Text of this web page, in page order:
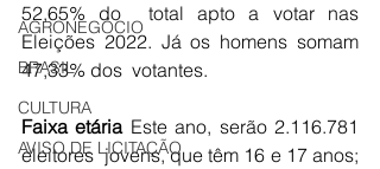
AGRONEGÓCIO
BRASIL
CULTURA
AVISO DE LICITAÇÃO
52,65% do  total apto a votar nas
Eleições 2022. Já os homens somam
47,33% dos  votantes.
Faixa etária Este ano, serão 2.116.781
eleitores  jovens, que têm 16 e 17 anos;